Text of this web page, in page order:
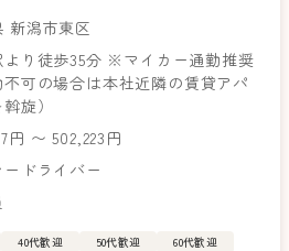
新潟市東区
より徒歩35分 ※マイカー通勤推奨
不可の場合は本社近隣の賃貸アパ
旋）
円 〜 502,223円
ードライバー
40代歓迎 50代歓迎
60代歓迎